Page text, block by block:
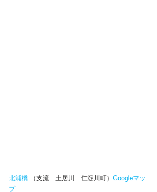
北浦橋 （支流　土居川　仁淀川町） Googleマッ
プ